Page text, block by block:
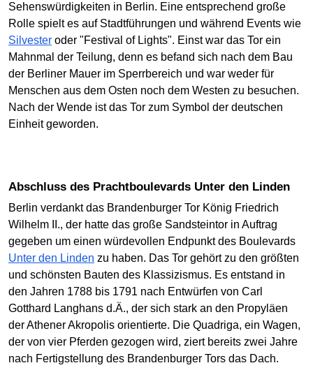
Sehenswürdigkeiten in Berlin. Eine entsprechend große
Rolle spielt es auf Stadtführungen und während Events wie
Silvester oder "Festival of Lights". Einst war das Tor ein
Mahnmal der Teilung, denn es befand sich nach dem Bau
der Berliner Mauer im Sperrbereich und war weder für
Menschen aus dem Osten noch dem Westen zu besuchen.
Nach der Wende ist das Tor zum Symbol der deutschen
Einheit geworden.
Abschluss des Prachtboulevards Unter den Linden
Berlin verdankt das Brandenburger Tor König Friedrich
Wilhelm II., der hatte das große Sandsteintor in Auftrag
gegeben um einen würdevollen Endpunkt des Boulevards
Unter den Linden zu haben. Das Tor gehört zu den größten
und schönsten Bauten des Klassizismus. Es entstand in
den Jahren 1788 bis 1791 nach Entwürfen von Carl
Gotthard Langhans d.Ä., der sich stark an den Propyläen
der Athener Akropolis orientierte. Die Quadriga, ein Wagen,
der von vier Pferden gezogen wird, ziert bereits zwei Jahre
nach Fertigstellung des Brandenburger Tors das Dach.